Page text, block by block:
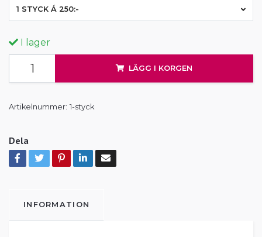
1 STYCK Á 250:-
I lager
LÄGG I KORGEN
Artikelnummer: 1-styck
Dela
INFORMATION